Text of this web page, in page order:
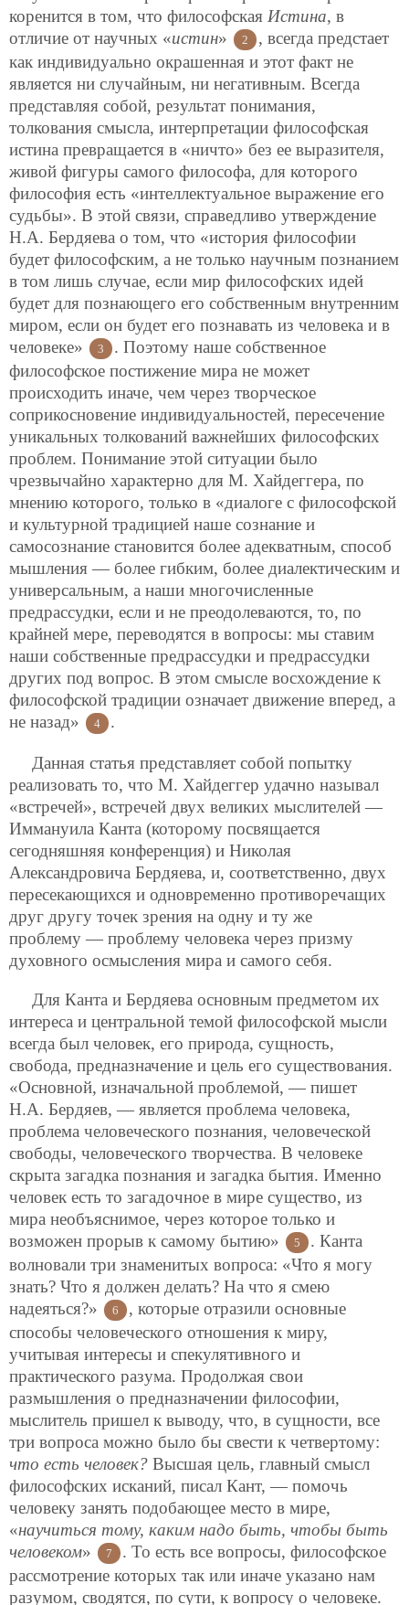
коренится в том, что философская Истина, в
отличие от научных «истин» 2 , всегда предстает
как индивидуально окрашенная и этот факт не
является ни случайным, ни негативным. Всегда
представляя собой, результат понимания,
толкования смысла, интерпретации философская
истина превращается в «ничто» без ее выразителя,
живой фигуры самого философа, для которого
философия есть «интеллектуальное выражение его
судьбы». В этой связи, справедливо утверждение
Н.А. Бердяева о том, что «история философии
будет философским, а не только научным познанием
в том лишь случае, если мир философских идей
будет для познающего его собственным внутренним
миром, если он будет его познавать из человека и в
человеке»
3
. Поэтому наше собственное
философское постижение мира не может
происходить иначе, чем через творческое
соприкосновение индивидуальностей, пересечение
уникальных толкований важнейших философских
проблем. Понимание этой ситуации было
чрезвычайно характерно для М. Хайдеггера, по
мнению которого, только в «диалоге с философской
и культурной традицией наше сознание и
самосознание становится более адекватным, способ
мышления — более гибким, более диалектическим и
универсальным, а наши многочисленные
предрассудки, если и не преодолеваются, то, по
крайней мере, переводятся в вопросы: мы ставим
наши собственные предрассудки и предрассудки
других под вопрос. В этом смысле восхождение к
философской традиции означает движение вперед, а
не назад»
4 .
Данная статья представляет собой попытку
реализовать то, что М. Хайдеггер удачно называл
«встречей», встречей двух великих мыслителей —
Иммануила Канта (которому посвящается
сегодняшняя конференция) и Николая
Александровича Бердяева, и, соответственно, двух
пересекающихся и одновременно противоречащих
друг другу точек зрения на одну и ту же
проблему — проблему человека через призму
духовного осмысления мира и самого себя.
Для Канта и Бердяева основным предметом их
интереса и центральной темой философской мысли
всегда был человек, его природа, сущность,
свобода, предназначение и цель его существования.
«Основной, изначальной проблемой, — пишет
Н.А. Бердяев, — является проблема человека,
проблема человеческого познания, человеческой
свободы, человеческого творчества. В человеке
скрыта загадка познания и загадка бытия. Именно
человек есть то загадочное в мире существо, из
мира необъяснимое, через которое только и
возможен прорыв к самому бытию»
5
. Канта
волновали три знаменитых вопроса: «Что я могу
знать? Что я должен делать? На что я смею
надеяться?»
6
, которые отразили основные
способы человеческого отношения к миру,
учитывая интересы и спекулятивного и
практического разума. Продолжая свои
размышления о предназначении философии,
мыслитель пришел к выводу, что, в сущности, все
три вопроса можно было бы свести к четвертому:
что есть человек? Высшая цель, главный смысл
философских исканий, писал Кант, — помочь
человеку занять подобающее место в мире,
«научиться тому, каким надо быть, чтобы быть
человеком» 7
. То есть все вопросы, философское
рассмотрение которых так или иначе указано нам
разумом, сводятся, по сути, к вопросу о человеке.